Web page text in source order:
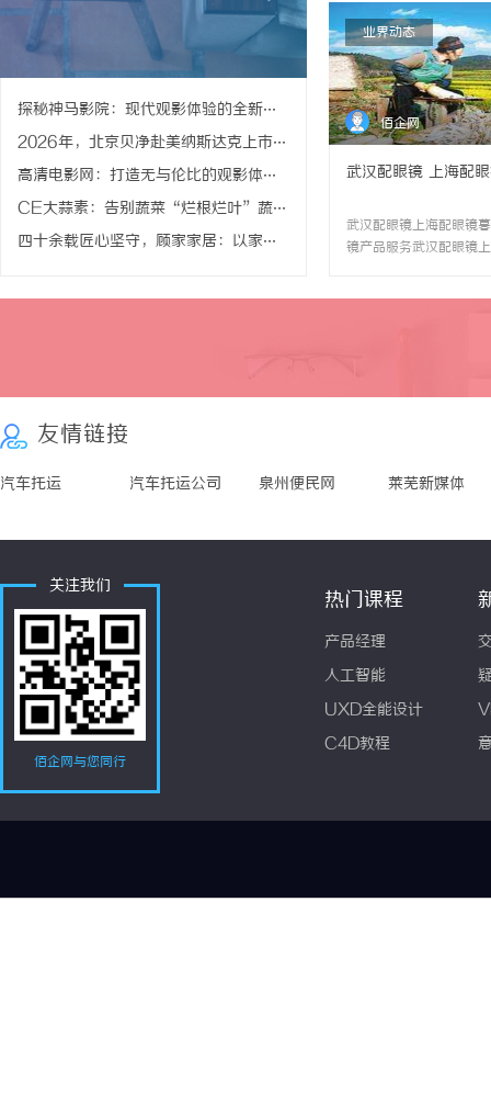
WUHAN&SHANGHAIOPTICALCARE暮
光ILIT眼镜暮光ILIT眼镜是专业验光配镜的写字
楼眼镜店直营品牌，现于武汉与上海设有4家门
店。以完整验光、正品镜片、透明价格和直营
售后为基础，全场镜片40%-60%优惠，兼顾
高专业度与高性价...
探秘神马影院：现代观影体验的全新选择与优势分析
2026年，北京贝净赴美纳斯达克上市冲刺关键一步
高清电影网：打造无与伦比的观影体验新时代
CE大蒜素：告别蔬菜“烂根烂叶”蔬菜细菌性病害这样防治很管用
四十余载匠心坚守，顾家家居：以家为原点，筑造全球向往生活
两天，赛道横跨甘青川
原、湿地、石林、古刹
余名专业车手与骑行爱
０００米的赛道上展开
同步联动碌曲第十二届
乡”锅庄文化周，以“山
业界动态
2026-07-29
佰企网
武汉配眼镜 上海配
武汉配眼镜上海配眼镜
镜产品服务武汉配眼镜
优惠，兼顾高专业度与
友情链接
汽车托运 汽车托运公司 泉州便民网 莱芜新媒体
关注我们
佰企网与您同行
热门课程
产品经理
人工智能
UXD全能设计
C4D教程